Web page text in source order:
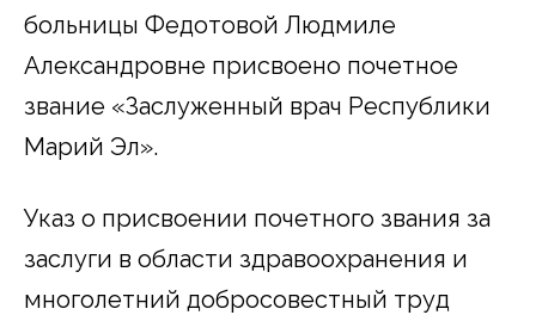
больницы Федотовой Людмиле
Александровне присвоено почетное
звание «Заслуженный врач Республики
Марий Эл».
Указ о присвоении почетного звания за
заслуги в области здравоохранения и
многолетний добросовестный труд